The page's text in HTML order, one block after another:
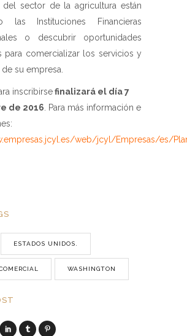
del sector de la agricultura están
las Instituciones Financieras
o descubrir oportunidades
para comercializar los servicios y
su empresa.
inscribirsefinalizará el día 7
de 2016 . Para más información e
web/jcyl/Empresas/es/
ESTADOS UNIDOS.
WASHINGTON